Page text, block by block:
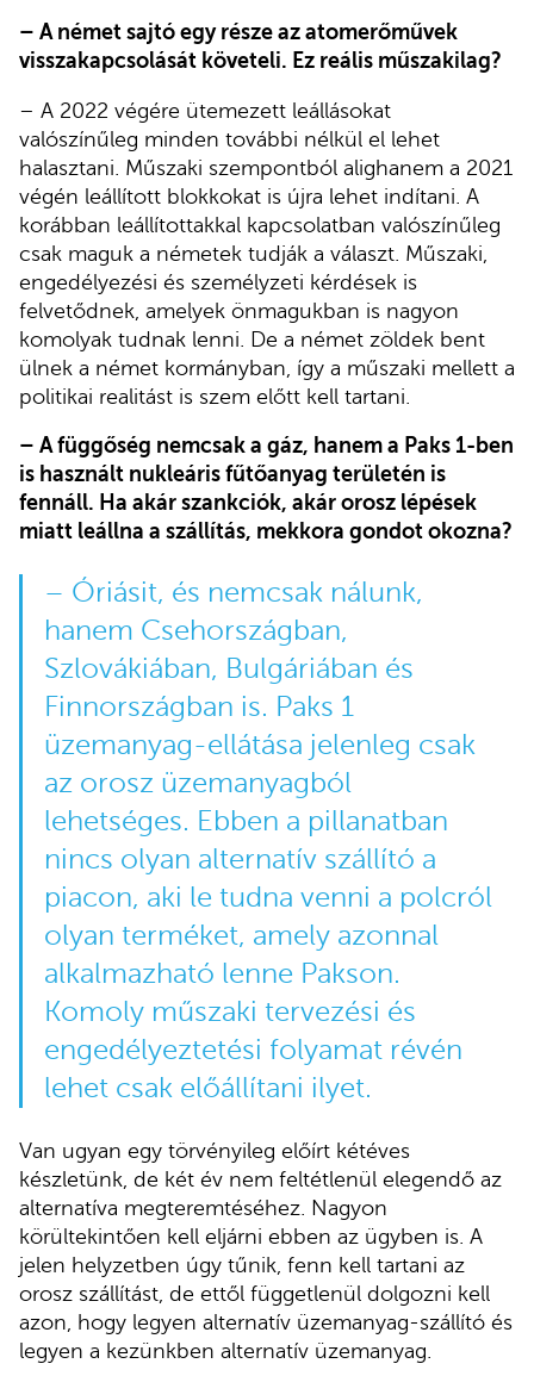
– A német sajtó egy része az atomerőművek
visszakapcsolását követeli. Ez reális műszakilag?
– A 2022 végére ütemezett leállásokat
valószínűleg minden további nélkül el lehet
halasztani. Műszaki szempontból alighanem a 2021
végén leállított blokkokat is újra lehet indítani. A
korábban leállítottakkal kapcsolatban valószínűleg
csak maguk a németek tudják a választ. Műszaki,
engedélyezési és személyzeti kérdések is
felvetődnek, amelyek önmagukban is nagyon
komolyak tudnak lenni. De a német zöldek bent
ülnek a német kormányban, így a műszaki mellett a
politikai realitást is szem előtt kell tartani.
– A függőség nemcsak a gáz, hanem a Paks 1-ben
is használt nukleáris fűtőanyag területén is
fennáll. Ha akár szankciók, akár orosz lépések
miatt leállna a szállítás, mekkora gondot okozna?
– Óriásit, és nemcsak nálunk,
hanem Csehországban,
Szlovákiában, Bulgáriában és
Finnországban is. Paks 1
üzemanyag-ellátása jelenleg csak
az orosz üzemanyagból
lehetséges. Ebben a pillanatban
nincs olyan alternatív szállító a
piacon, aki le tudna venni a polcról
olyan terméket, amely azonnal
alkalmazható lenne Pakson.
Komoly műszaki tervezési és
engedélyeztetési folyamat révén
lehet csak előállítani ilyet.
Van ugyan egy törvényileg előírt kétéves
készletünk, de két év nem feltétlenül elegendő az
alternatíva megteremtéséhez. Nagyon
körültekintően kell eljárni ebben az ügyben is. A
jelen helyzetben úgy tűnik, fenn kell tartani az
orosz szállítást, de ettől függetlenül dolgozni kell
azon, hogy legyen alternatív üzemanyag-szállító és
legyen a kezünkben alternatív üzemanyag.